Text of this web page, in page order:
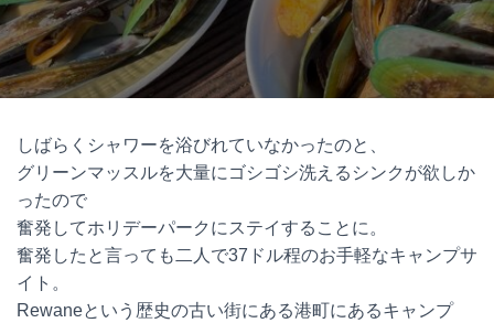
O
N
しばらくシャワーを浴びれていなかったのと、
グリーンマッスルを大量にゴシゴシ洗えるシンクが欲しか
ったので
奮発してホリデーパークにステイすることに。
奮発したと言っても二人で37ドル程のお手軽なキャンプサ
イト。
Rewaneという歴史の古い街にある港町にあるキャンプ